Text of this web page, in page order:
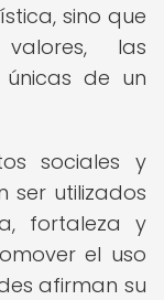
sino que
las
únicas de un
sociales y
ser utilizados
fortaleza y
el uso
afirman su